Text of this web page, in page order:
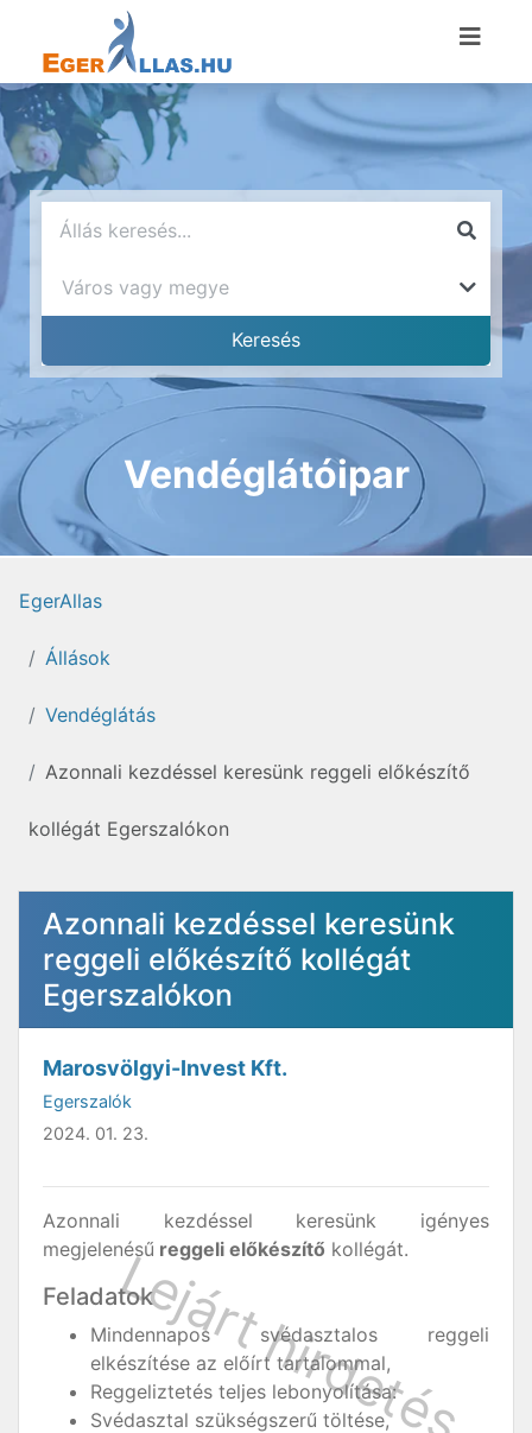
Vendéglátóipar
EgerAllas
Állások
Vendéglátás
Azonnali kezdéssel keresünk reggeli előkészítő
kollégát Egerszalókon
Azonnali kezdéssel keresünk
reggeli előkészítő kollégát
Egerszalókon
Marosvölgyi-Invest Kft.
Egerszalók
2024. 01. 23.
Azonnali kezdéssel keresünk igényes
megjelenésű reggeli előkészítő kollégát.
Feladatok
Mindennapos svédasztalos reggeli
elkészítése az előírt tartalommal,
Reggeliztetés teljes lebonyolítása:
Svédasztal szükségszerű töltése,